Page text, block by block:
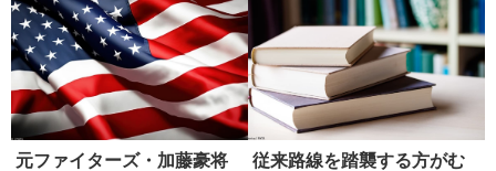
元ファイターズ・加藤豪将
従来路線を踏襲する方がむ